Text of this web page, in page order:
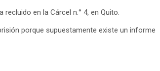
en la Cárcel n.° 4, en Quito.
porque supuestamente existe un informe